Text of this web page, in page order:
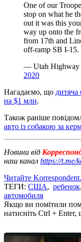
One of our
stop on what he
out it was this
way up onto the
from 17th and
off-ramp SB I-15.
— Utah Highway
2020
Нагадаємо, що дитяча
на $1 млн.
Також раніше
авто із собакою за
Новини від
наш канал https://t.me/
Читайте
ТЕГИ: США, ребенок
автомобиля
Якщо ви помітили
натисніть Ctrl +